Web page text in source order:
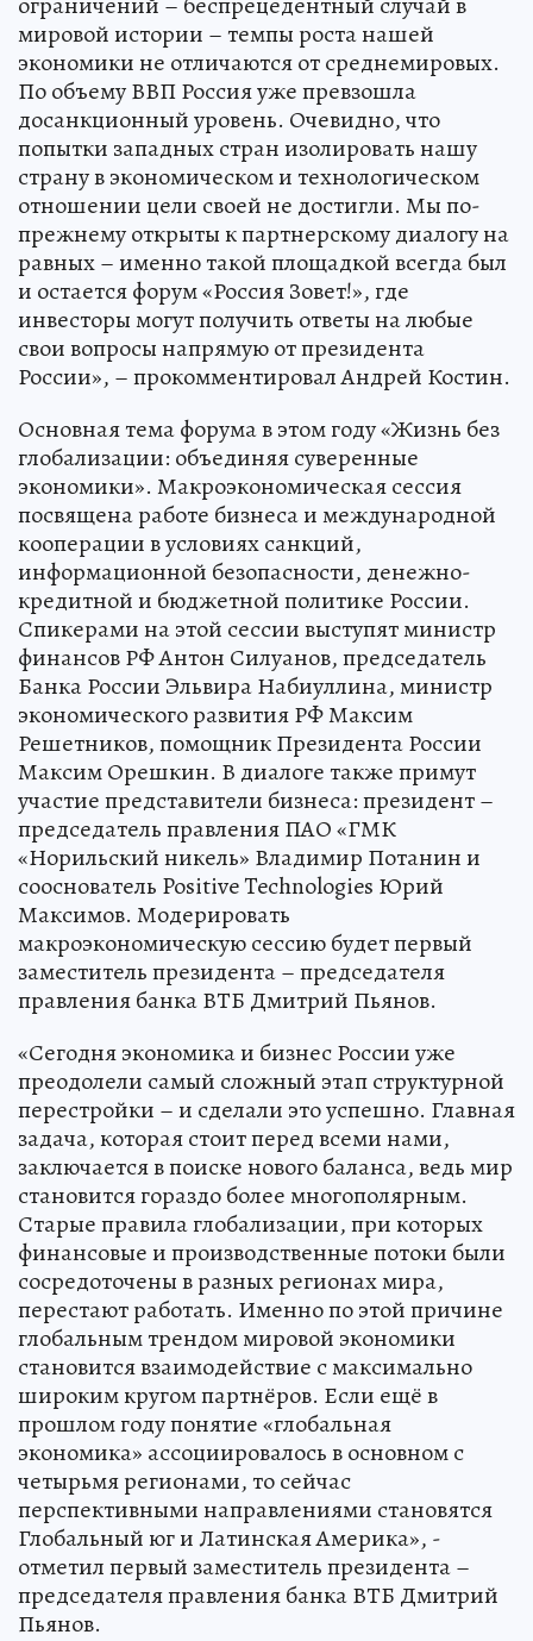
мировой истории – темпы роста нашей
экономики не отличаются от среднемировых.
По объему ВВП Россия уже превзошла
досанкционный уровень. Очевидно, что
попытки западных стран изолировать нашу
страну в экономическом и технологическом
отношении цели своей не достигли. Мы по-
прежнему открыты к партнерскому диалогу на
равных – именно такой площадкой всегда был
и остается форум «Россия Зовет!», где
инвесторы могут получить ответы на любые
свои вопросы напрямую от президента
России», – прокомментировал Андрей Костин.
Основная тема форума в этом году «Жизнь без
глобализации: объединяя суверенные
экономики». Макроэкономическая сессия
посвящена работе бизнеса и международной
кооперации в условиях санкций,
информационной безопасности, денежно-
кредитной и бюджетной политике России.
Спикерами на этой сессии выступят министр
финансов РФ Антон Силуанов, председатель
Банка России Эльвира Набиуллина, министр
экономического развития РФ Максим
Решетников, помощник Президента России
Максим Орешкин. В диалоге также примут
участие представители бизнеса: президент –
председатель правления ПАО «ГМК
«Норильский никель» Владимир Потанин и
сооснователь Positive Technologies Юрий
Максимов. Модерировать
макроэкономическую сессию будет первый
заместитель президента – председателя
правления банка ВТБ Дмитрий Пьянов.
«Сегодня экономика и бизнес России уже
преодолели самый сложный этап структурной
перестройки – и сделали это успешно. Главная
задача, которая стоит перед всеми нами,
заключается в поиске нового баланса, ведь мир
становится гораздо более многополярным.
Старые правила глобализации, при которых
финансовые и производственные потоки были
сосредоточены в разных регионах мира,
перестают работать. Именно по этой причине
глобальным трендом мировой экономики
становится взаимодействие с максимально
широким кругом партнёров. Если ещё в
прошлом году понятие «глобальная
экономика» ассоциировалось в основном с
четырьмя регионами, то сейчас
перспективными направлениями становятся
Глобальный юг и Латинская Америка», -
отметил первый заместитель президента –
председателя правления банка ВТБ Дмитрий
Пьянов.